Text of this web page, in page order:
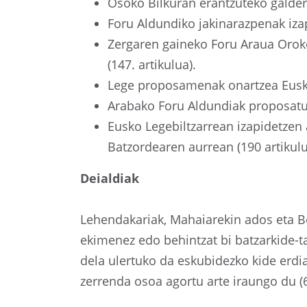
Foru Aldundiko jakinarazpenak
Zergaren gaineko Foru Araua
(147. artikulua).
Lege proposamenak onartzea
Arabako Foru Aldundiak
Eusko Legebiltzarrean
Batzordearen aurrean (190
Deialdiak
Lehendakariak, Mahaiarekin ados eta
ekimenez edo behintzat bi batzarkide-
dela ulertuko da eskubidezko kide
zerrenda osoa agortu arte iraungo du